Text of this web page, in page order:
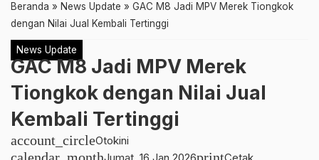
Beranda » News Update » GAC M8 Jadi MPV Merek Tiongkok
dengan Nilai Jual Kembali Tertinggi
News Update
GAC M8 Jadi MPV Merek
Tiongkok dengan Nilai Jual
Kembali Tertinggi
account_circleOtokini